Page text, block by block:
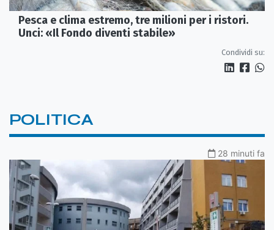
Pesca e clima estremo, tre milioni per i ristori.
Unci: «Il Fondo diventi stabile»
Condividi su:
POLITICA
28 minuti fa